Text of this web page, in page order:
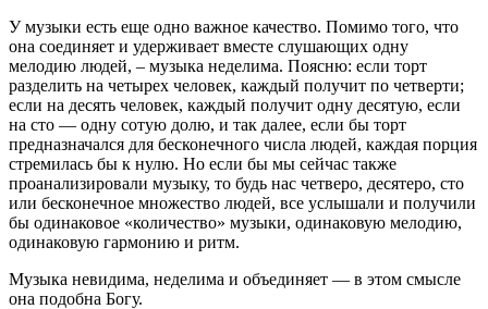
У музыки есть еще одно важное качество. Помимо того, что
она соединяет и удерживает вместе слушающих одну
мелодию людей, – музыка неделима. Поясню: если торт
разделить на четырех человек, каждый получит по четверти;
если на десять человек, каждый получит одну десятую, если
на сто — одну сотую долю, и так далее, если бы торт
предназначался для бесконечного числа людей, каждая порция
стремилась бы к нулю. Но если бы мы сейчас также
проанализировали музыку, то будь нас четверо, десятеро, сто
или бесконечное множество людей, все услышали и получили
бы одинаковое «количество» музыки, одинаковую мелодию,
одинаковую гармонию и ритм.
Музыка невидима, неделима и объединяет — в этом смысле
она подобна Богу.